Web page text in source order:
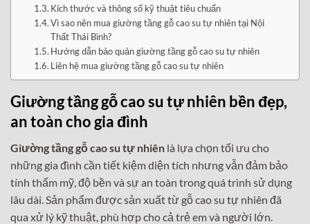
Kích thước và thông số kỹ thuật tiêu chuẩn
Vì sao nên mua giường tầng gỗ cao su tự nhiên tại Nội
Thất Thái Bình?
Hướng dẫn bảo quản giường tầng gỗ cao su tự nhiên
Liên hệ mua giường tầng gỗ cao su tự nhiên
Giường tầng gỗ cao su tự nhiên bền đẹp,
an toàn cho gia đình
Giường tầng gỗ cao su tự nhiên là lựa chọn tối ưu cho
những gia đình cần tiết kiệm diện tích nhưng vẫn đảm bảo
tính thẩm mỹ, độ bền và sự an toàn trong quá trình sử dụng
lâu dài. Sản phẩm được sản xuất từ gỗ cao su tự nhiên đã
qua xử lý kỹ thuật, phù hợp cho cả trẻ em và người lớn.